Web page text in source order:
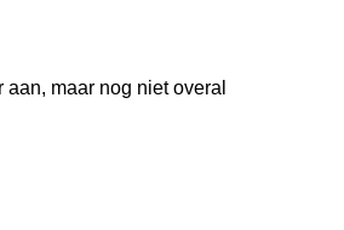
maar nog niet overal